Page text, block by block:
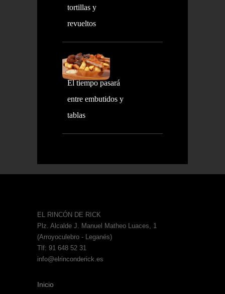
tortillas y
revueltos
El tiempo pasará
entre embutidos y
tablas
EL RINCÓN DE RICK
Plz. Alcalde J. Manuel Matheo Luaces, 1
(Arroyoculebro - Leganés)
Tlf: 91 648 52 31
info@elrinconderick.es
Inicio